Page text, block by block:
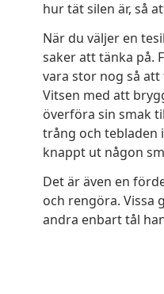
hur tät silen är, så
När du väljer en
saker att tänka på.
vara stor nog så
Vitsen med att
överföra sin smak
trång och tebladen
knappt ut någon
Det är även en
och rengöra. Vissa
andra enbart tål